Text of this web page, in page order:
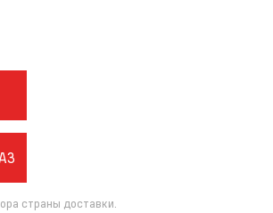
страны доставки.